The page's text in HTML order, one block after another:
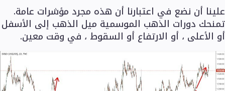
علينا أن نضع في اعتبارنا أن هذه مجرد مؤشرات عامة.
تمنحك دورات الذهب الموسمية ميل الذهب إلى الأسفل
أو الأعلى ، أو الارتفاع أو السقوط ، في وقت معين.